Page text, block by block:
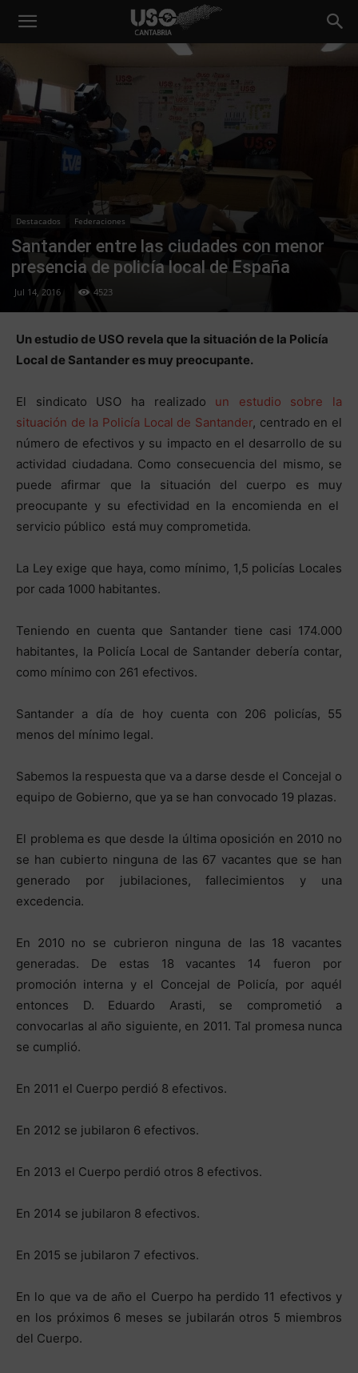
Destacados Federaciones
Santander entre las ciudades con menor
presencia de policía local de España
Jul 14, 2016 4523
Un estudio de USO revela que la situación de la Policía
Local de Santander es muy preocupante.
El sindicato USO ha realizado un estudio sobre la
situación de la Policía Local de Santander, centrado en el
número de efectivos y su impacto en el desarrollo de su
actividad ciudadana. Como consecuencia del mismo, se
puede afirmar que la situación del cuerpo es muy
preocupante y su efectividad en la encomienda en el
servicio público está muy comprometida.
La Ley exige que haya, como mínimo, 1,5 policías Locales
por cada 1000 habitantes.
Teniendo en cuenta que Santander tiene casi 174.000
habitantes, la Policía Local de Santander debería contar,
como mínimo con 261 efectivos.
Santander a día de hoy cuenta con 206 policías, 55
menos del mínimo legal.
Sabemos la respuesta que va a darse desde el Concejal o
equipo de Gobierno, que ya se han convocado 19 plazas.
El problema es que desde la última oposición en 2010 no
se han cubierto ninguna de las 67 vacantes que se han
generado por jubilaciones, fallecimientos y una
excedencia.
En 2010 no se cubrieron ninguna de las 18 vacantes
generadas. De estas 18 vacantes 14 fueron por
promoción interna y el Concejal de Policía, por aquél
entonces D. Eduardo Arasti, se comprometió a
convocarlas al año siguiente, en 2011. Tal promesa nunca
se cumplió.
En 2011 el Cuerpo perdió 8 efectivos.
En 2012 se jubilaron 6 efectivos.
En 2013 el Cuerpo perdió otros 8 efectivos.
En 2014 se jubilaron 8 efectivos.
En 2015 se jubilaron 7 efectivos.
En lo que va de año el Cuerpo ha perdido 11 efectivos y
en los próximos 6 meses se jubilarán otros 5 miembros
del Cuerpo.